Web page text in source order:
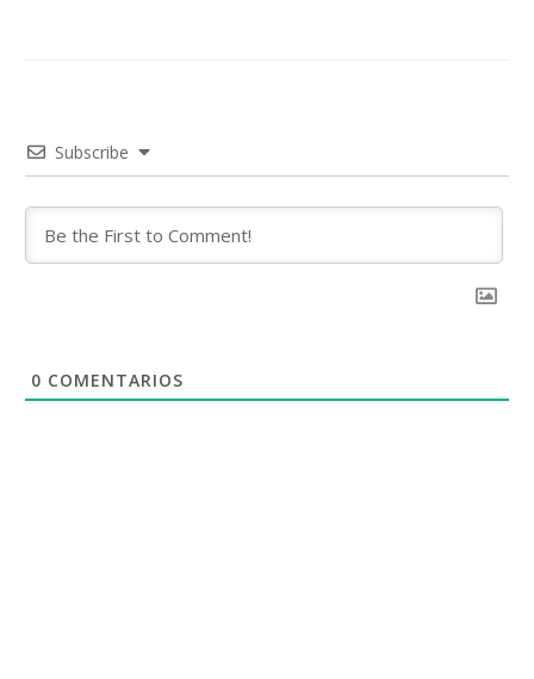
Subscribe
0 COMENTARIOS